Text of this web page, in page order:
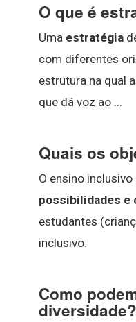
O que é
Uma estratégia
com diferentes
estrutura na qual
que dá voz ao ...
Quais os
O ensino
possibilidades e
estudantes
inclusivo.
Como
diversidade?